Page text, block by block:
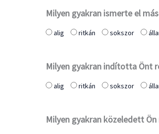
Milyen gyakran ismerte el
alig ritkán sokszor
Milyen gyakran indította Önt
alig ritkán sokszor
Milyen gyakran közeledett